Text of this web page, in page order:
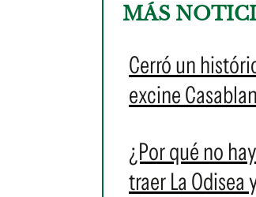
MÁS
Cerró un
excine
¿Por qué no
traer La